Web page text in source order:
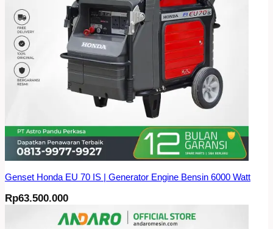
Genset Honda EU 70 IS | Generator Engine Bensin 6000 Watt
Rp63.500.000